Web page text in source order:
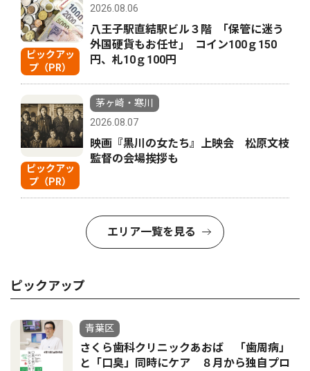
ピックアッ
プ（PR）
2026.08.06
八王子駅直結駅ビル３階 ｢保管に迷う
外国硬貨もお任せ｣ コイン100ｇ150
円、札10ｇ100円
ピックアッ
プ（PR）
茅ヶ崎・寒川
2026.08.07
映画『黒川の女たち』上映会 松原文枝
監督の会場挨拶も
エリア一覧を見る
ピックアップ
青葉区
さくら歯科クリニックあおば 「歯周病」
と「口臭」同時にケア ８月から独自プロ